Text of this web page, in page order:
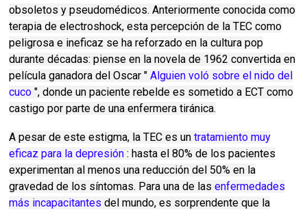
obsoletos y pseudomédicos.Anteriormente conocida como
terapia de electroshock, esta percepción de la TEC como
peligrosa e ineficaz se ha reforzado en la cultura pop
durante décadas: piense en la novela de 1962 convertida en
película ganadora del Oscar "Alguien voló sobre el nido del
cuco ", donde un paciente rebelde es sometido a ECT como
castigo por parte de una enfermera tiránica.
A pesar de este estigma, la TEC es untratamiento muy
eficaz para la depresión : hasta el 80% de los pacientes
experimentan al menos una reducción del 50% en la
gravedad de los síntomas. Para una de lasenfermedades
más incapacitantes del mundo, es sorprendente que la